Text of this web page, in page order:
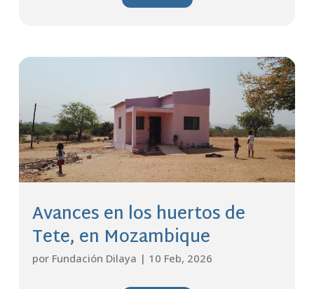
Avances en los huertos de
Tete, en Mozambique
por Fundación Dilaya | 10 Feb, 2026